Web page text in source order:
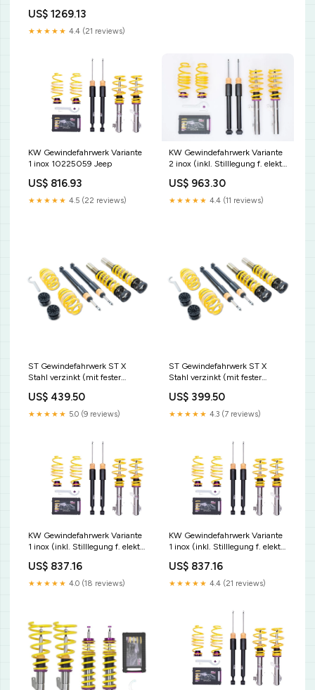
US$ 1269.13
★★★★★ 4.4 (21 reviews)
KW Gewindefahrwerk Variante
1 inox 10225059 Jeep
US$ 816.93
★★★★★ 4.5 (22 reviews)
KW Gewindefahrwerk Variante
2 inox (inkl. Stilllegung f. elektr.
US$ 963.30
★★★★★ 4.4 (11 reviews)
ST Gewindefahrwerk ST X
Stahl verzinkt (mit fester
US$ 439.50
★★★★★ 5.0 (9 reviews)
ST Gewindefahrwerk ST X
Stahl verzinkt (mit fester
US$ 399.50
★★★★★ 4.3 (7 reviews)
KW Gewindefahrwerk Variante
1 inox (inkl. Stilllegung f. elektr.
US$ 837.16
★★★★★ 4.0 (18 reviews)
KW Gewindefahrwerk Variante
1 inox (inkl. Stilllegung f. elektr.
US$ 837.16
★★★★★ 4.4 (21 reviews)